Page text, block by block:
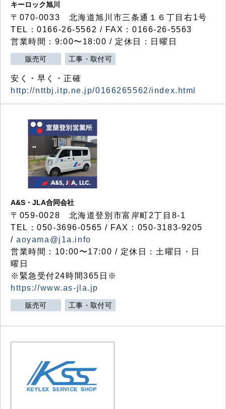
キーロック旭川
〒070-0033 北海道旭川市三条通１６丁目右1号
TEL：0166-26-5562 / FAX：0166-26-5563
営業時間：9:00〜18:00 / 定休日：日曜日
販売可 工事・取付可
安く・早く・正確
http://nttbj.itp.ne.jp/0166265562/index.html
A&S・JLA合同会社
〒 059-0028 北海道登別市富岸町2丁目 8-1
TEL：050-3696-0565 / FAX：050-3183-9205
/aoyama@j1a.info
営業時間：10:00〜17:00 / 定休日：土曜日・日
曜日
※緊急受付24時間365日※
https://www.as-jla.jp
販売可 工事・取付可